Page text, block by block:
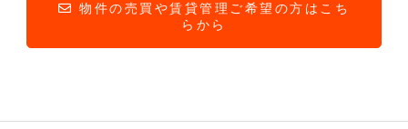
物件の売買や賃貸管理ご希望の方はこち
らから